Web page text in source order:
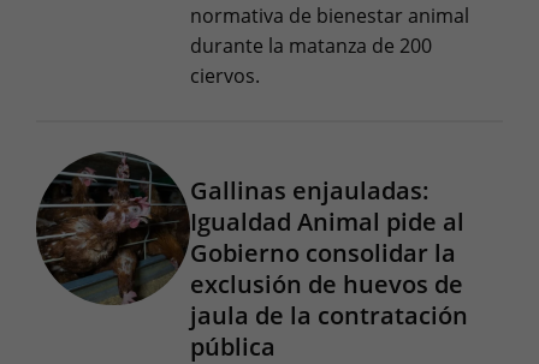
normativa de bienestar animal
durante la matanza de 200
ciervos.
Gallinas enjauladas:
Igualdad Animal pide al
Gobierno consolidar la
exclusión de huevos de
jaula de la contratación
pública